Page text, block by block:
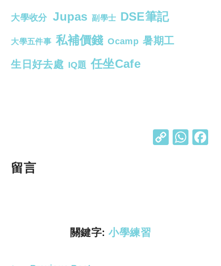
大學收分 Jupas 副學士 DSE筆記
大學五件事 私補價錢 Ocamp 暑期工
生日好去處 IQ題 任坐Cafe
C W
留言
關鍵字:小學練習